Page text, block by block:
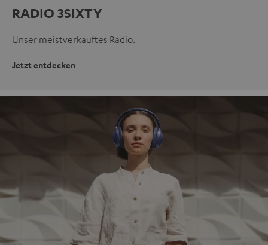
RADIO 3SIXTY
Unser meistverkauftes Radio.
Jetzt entdecken